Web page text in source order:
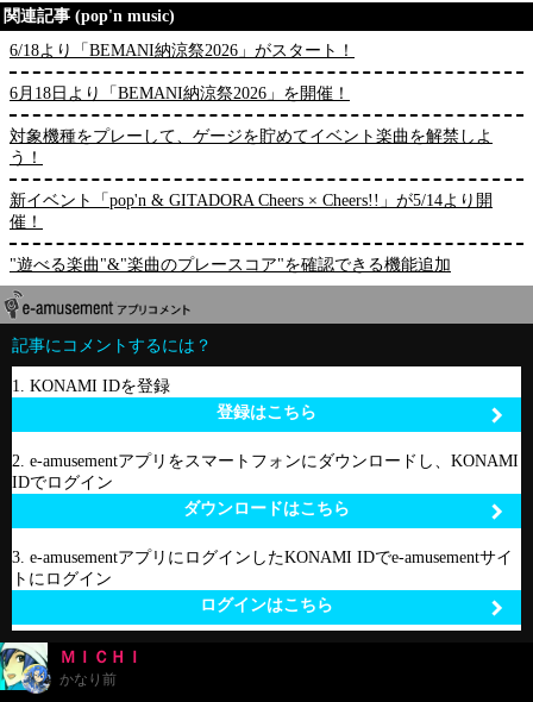
関連記事 (pop'n music)
6/18より「BEMANI納涼祭2026」がスタート！
6月18日より「BEMANI納涼祭2026」を開催！
対象機種をプレーして、ゲージを貯めてイベント楽曲を解禁しよ
う！
新イベント「pop'n & GITADORA Cheers × Cheers!!」が5/14より開
催！
"遊べる楽曲"&"楽曲のプレースコア"を確認できる機能追加
記事にコメントするには？
1. KONAMI IDを登録
登録はこちら
2. e-amusementアプリをスマートフォンにダウンロードし、KONAMI
IDでログイン
ダウンロードはこちら
3. e-amusementアプリにログインしたKONAMI IDでe-amusementサイ
トにログイン
ログインはこちら
ＭＩＣＨＩ
かなり前